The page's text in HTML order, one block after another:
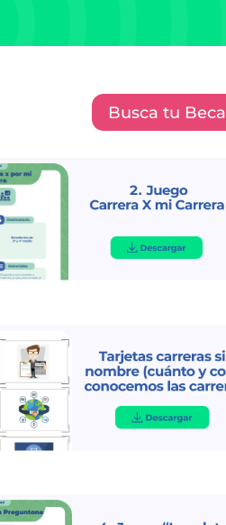
Busca tu Beca